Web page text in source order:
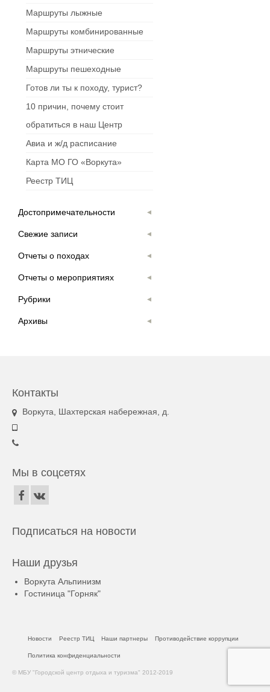
Маршруты лыжные
Маршруты комбинированные
Маршруты этнические
Маршруты пешеходные
Готов ли ты к походу, турист?
10 причин, почему стоит
обратиться в наш Центр
Авиа и ж/д расписание
Карта МО ГО «Воркута»
Реестр ТИЦ
Достопримечательности
Свежие записи
Отчеты о походах
Отчеты о мероприятиях
Рубрики
Архивы
Контакты
Воркута, Шахтерская набережная, д.
Мы в соцсетях
Подписаться на новости
Наши друзья
Воркута Альпинизм
Гостиница "Горняк"
Новости Реестр ТИЦ Наши партнеры Противодействие коррупции
Политика конфиденциальности
© МБУ "Городской центр отдыха и туризма" 2012-2019